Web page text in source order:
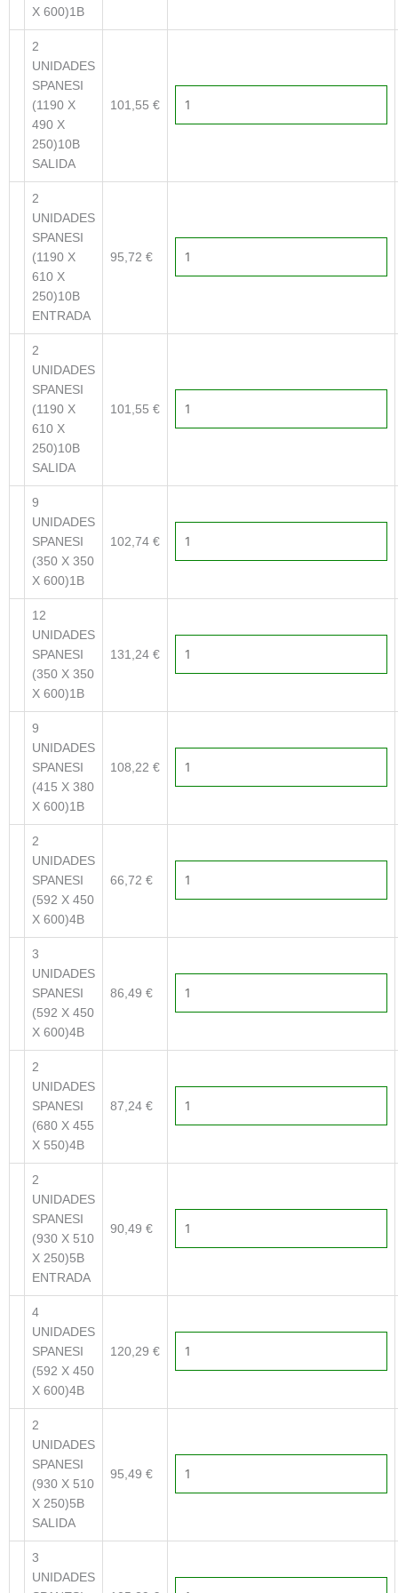
X 600)1B
2
UNIDADES
SPANESI
(1190 X
490 X
250)10B
SALIDA
101,55 €
2
UNIDADES
SPANESI
(1190 X
610 X
250)10B
ENTRADA
95,72 €
2
UNIDADES
SPANESI
(1190 X
610 X
250)10B
SALIDA
101,55 €
9
UNIDADES
SPANESI
(350 X 350
X 600)1B
102,74 €
12
UNIDADES
SPANESI
(350 X 350
X 600)1B
131,24 €
9
UNIDADES
SPANESI
(415 X 380
X 600)1B
108,22 €
2
UNIDADES
SPANESI
(592 X 450
X 600)4B
66,72 €
3
UNIDADES
SPANESI
(592 X 450
X 600)4B
86,49 €
2
UNIDADES
SPANESI
(680 X 455
X 550)4B
87,24 €
2
UNIDADES
SPANESI
(930 X 510
X 250)5B
ENTRADA
90,49 €
4
UNIDADES
SPANESI
(592 X 450
X 600)4B
120,29 €
2
UNIDADES
SPANESI
(930 X 510
X 250)5B
SALIDA
95,49 €
3
UNIDADES